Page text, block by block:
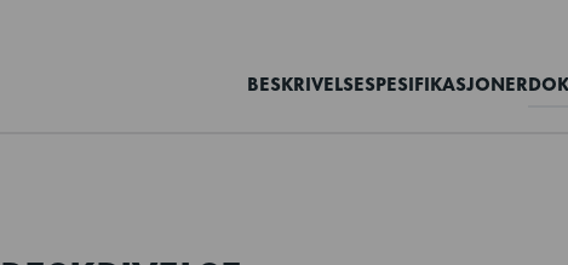
BESKRIVELSESPESIFIKASJONER